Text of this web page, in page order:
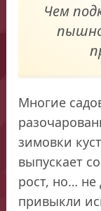
Чем
Многие
зимовки
выпускает
рост, но…
привыкли